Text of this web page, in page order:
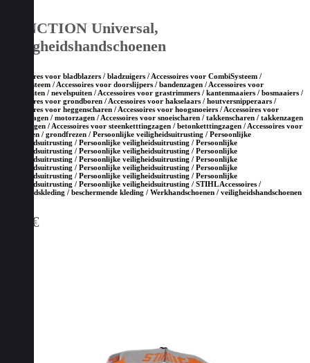
FUNCTION Universal,
veiligheidshandschoenen
Accessoires voor bladblazers / bladzuigers / Accessoires voor CombiSysteem /
MultiSysteem / Accessoires voor doorslijpers / bandenzagen / Accessoires voor
drukspuiten / nevelspuiten / Accessoires voor grastrimmers / kantenmaaiers / bosmaaiers /
Accessoires voor grondboren / Accessoires voor hakselaars / houtversnipperaars /
Accessoires voor heggenscharen / Accessoires voor hoogsnoeiers / Accessoires voor
kettingzagen / motorzagen / Accessoires voor snoeischaren / takkenscharen / takkenzagen
/ snoeizagen / Accessoires voor steenketttingzagen / betonketttingzagen / Accessoires voor
tuinfrezen / grondfrezen / Persoonlijke veiligheidsuitrusting / Persoonlijke
veiligheidsuitrusting / Persoonlijke veiligheidsuitrusting / Persoonlijke
veiligheidsuitrusting / Persoonlijke veiligheidsuitrusting / Persoonlijke
veiligheidsuitrusting / Persoonlijke veiligheidsuitrusting / Persoonlijke
veiligheidsuitrusting / Persoonlijke veiligheidsuitrusting / Persoonlijke
veiligheidsuitrusting / Persoonlijke veiligheidsuitrusting / Persoonlijke
veiligheidsuitrusting / Persoonlijke veiligheidsuitrusting / STIHL Accessoires /
Veiligheidskleding / beschermende kleding / Werkhandschoenen / veiligheidshandschoenen
€